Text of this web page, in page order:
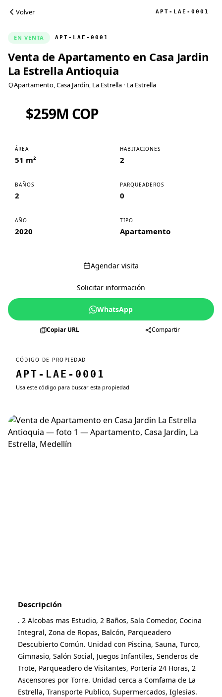
Volver APT-LAE-0001
Descripción
. 2 Alcobas mas Estudio, 2 Baños, Sala Comedor, Cocina
Integral, Zona de Ropas, Balcón, Parqueadero
Descubierto Común. Unidad con Piscina, Sauna, Turco,
Gimnasio, Salón Social, Juegos Infantiles, Senderos de
Trote, Parqueadero de Visitantes, Portería 24 Horas, 2
Ascensores por Torre. Unidad cerca a Comfama de La
Estrella, Transporte Publico, Supermercados, Iglesias.
EN VENTA APT-LAE-0001
Venta de Apartamento en Casa Jardin
La Estrella Antioquia
Apartamento, Casa Jardin, La Estrella · La Estrella
$259M COP
ÁREA
51 m²
HABITACIONES
2
BAÑOS
2
PARQUEADEROS
0
AÑO
2020
TIPO
Apartamento
Agendar visita
Solicitar información
WhatsApp
Copiar URL Compartir
CÓDIGO DE PROPIEDAD
APT-LAE-0001
Usa este código para buscar esta propiedad